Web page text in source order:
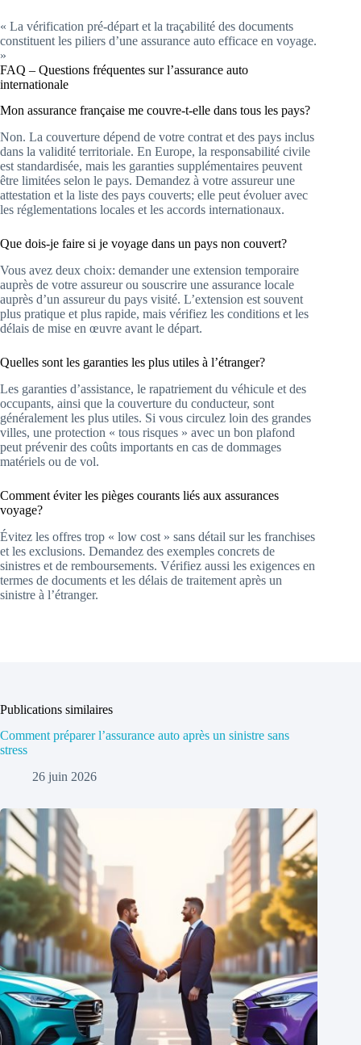
« La vérification pré-départ et la traçabilité des documents
constituent les piliers d’une assurance auto efficace en voyage.
»
FAQ – Questions fréquentes sur l’assurance auto
internationale
Mon assurance française me couvre-t-elle dans tous les pays?
Non. La couverture dépend de votre contrat et des pays inclus
dans la validité territoriale. En Europe, la responsabilité civile
est standardisée, mais les garanties supplémentaires peuvent
être limitées selon le pays. Demandez à votre assureur une
attestation et la liste des pays couverts; elle peut évoluer avec
les réglementations locales et les accords internationaux.
Que dois-je faire si je voyage dans un pays non couvert?
Vous avez deux choix: demander une extension temporaire
auprès de votre assureur ou souscrire une assurance locale
auprès d’un assureur du pays visité. L’extension est souvent
plus pratique et plus rapide, mais vérifiez les conditions et les
délais de mise en œuvre avant le départ.
Quelles sont les garanties les plus utiles à l’étranger?
Les garanties d’assistance, le rapatriement du véhicule et des
occupants, ainsi que la couverture du conducteur, sont
généralement les plus utiles. Si vous circulez loin des grandes
villes, une protection « tous risques » avec un bon plafond
peut prévenir des coûts importants en cas de dommages
matériels ou de vol.
Comment éviter les pièges courants liés aux assurances
voyage?
Évitez les offres trop « low cost » sans détail sur les franchises
et les exclusions. Demandez des exemples concrets de
sinistres et de remboursements. Vérifiez aussi les exigences en
termes de documents et les délais de traitement après un
sinistre à l’étranger.
Publications similaires
Comment préparer l’assurance auto après un sinistre sans
stress
26 juin 2026